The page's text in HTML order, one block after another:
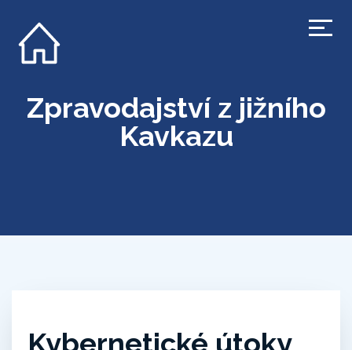
Zpravodajství z jižního
Kavkazu
Kybernetické útoky